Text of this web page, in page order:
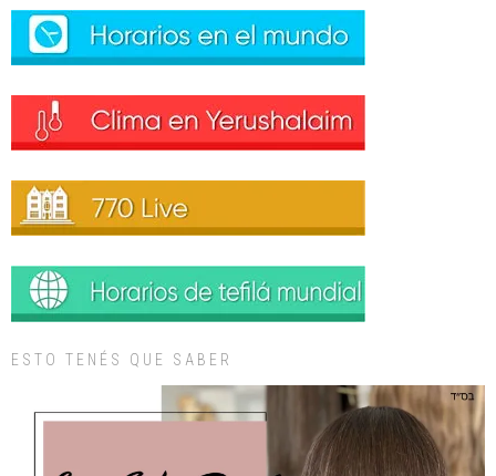
ESTO TENÉS QUE SABER